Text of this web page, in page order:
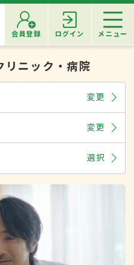
会員登録 ログイン メニュー
リニック・病院
変更
変更
選択